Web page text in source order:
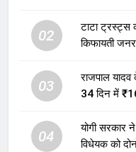
02
टाटा ट्रस्ट्स
किफायती
03
राजपाल
34 दिन में
04
योगी सरकार
विधेयक को